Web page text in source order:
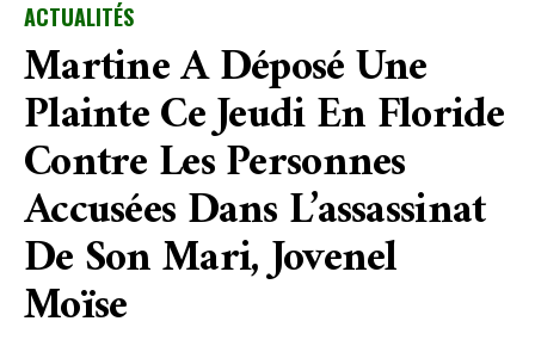
ACTUALITÉS
Martine A Déposé Une
Plainte Ce Jeudi En Floride
Contre Les Personnes
Accusées Dans L’assassinat
De Son Mari, Jovenel
Moïse